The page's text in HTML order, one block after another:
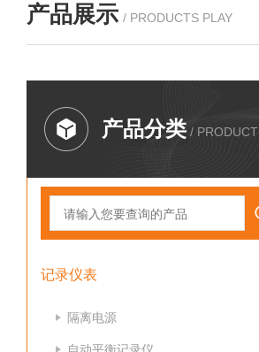
产品展示 / PRODUCTS PLAY
产品分类 / PRODUCT
记录仪表
隔离电源